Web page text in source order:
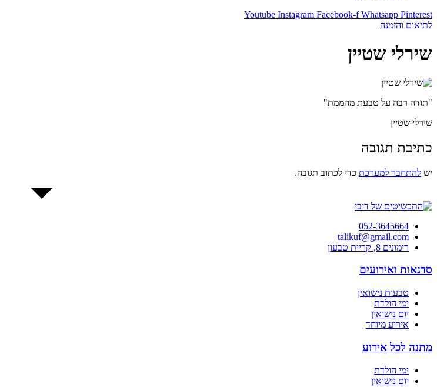
Youtube Instagram Facebook-f Whatsapp Pinterest
לתיאום והזמנה
שירלי שטיין
"תודה רבה על טבעת מהממת"
שירלי שטיין
כתיבת תגובה
יש להתחבר למערכת כדי לכתוב תגובה.
052-3645664
talikuf@gmail.com
רימונים 8, קריית טבעון
סדנאות ואירועים
טבעות נישואין
ימי הולדת
יום נישואין
אירוע מיוחד
מתנה לכל אירוע
ימי הולדת
יום נישואין